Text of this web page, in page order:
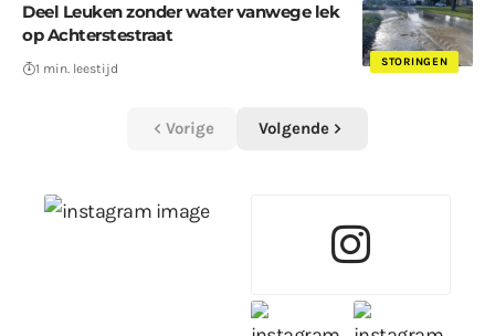
STORINGEN
Deel Leuken zonder water vanwege lek
op Achterstestraat
1 min. leestijd
Vorige Volgende